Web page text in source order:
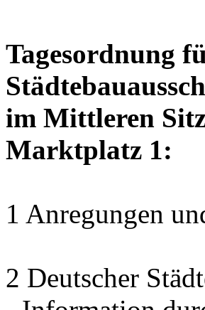
Tagesordnung
im Mittleren
Marktplatz 1:
1 Anregungen
2 Deutscher